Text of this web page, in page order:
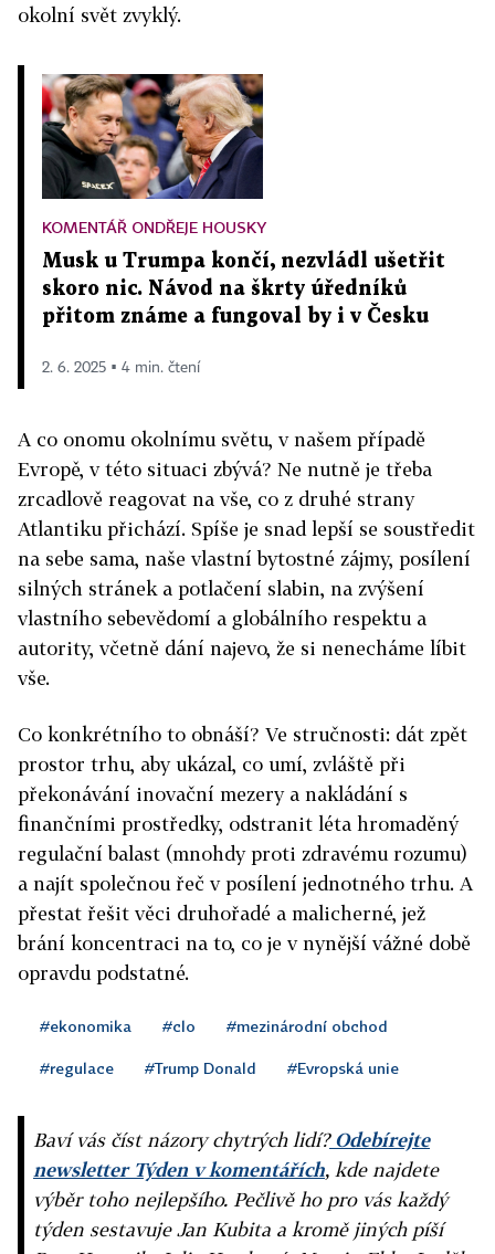
okolní svět zvyklý.
KOMENTÁŘ ONDŘEJE HOUSKY
Musk u Trumpa končí, nezvládl ušetřit
skoro nic. Návod na škrty úředníků
přitom známe a fungoval by i v Česku
2. 6. 2025 ▪ 4 min. čtení
A co onomu okolnímu světu, v našem případě
Evropě, v této situaci zbývá? Ne nutně je třeba
zrcadlově reagovat na vše, co z druhé strany
Atlantiku přichází. Spíše je snad lepší se soustředit
na sebe sama, naše vlastní bytostné zájmy, posílení
silných stránek a potlačení slabin, na zvýšení
vlastního sebevědomí a globálního respektu a
autority, včetně dání najevo, že si nenecháme líbit
vše.
Co konkrétního to obnáší? Ve stručnosti: dát zpět
prostor trhu, aby ukázal, co umí, zvláště při
překonávání inovační mezery a nakládání s
finančními prostředky, odstranit léta hromaděný
regulační balast (mnohdy proti zdravému rozumu)
a najít společnou řeč v posílení jednotného trhu. A
přestat řešit věci druhořadé a malicherné, jež
brání koncentraci na to, co je v nynější vážné době
opravdu podstatné.
#ekonomika #clo #mezinárodní obchod
#regulace #Trump Donald #Evropská unie
Baví vás číst názory chytrých lidí?Odebírejte
newsletter Týden v komentářích, kde najdete
výběr toho nejlepšího. Pečlivě ho pro vás každý
týden sestavuje Jan Kubita a kromě jiných píší